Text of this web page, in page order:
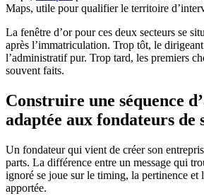
Maps, utile pour qualifier le territoire
La fenêtre d’or pour ces deux secteurs se
après l’immatriculation. Trop tôt, le
l’administratif pur. Trop tard, les premiers
souvent faits.
Construire une séquence
adaptée aux fondateurs de
Un fondateur qui vient de créer son
parts. La différence entre un message qui
ignoré se joue sur le timing, la pertinence et
apportée.